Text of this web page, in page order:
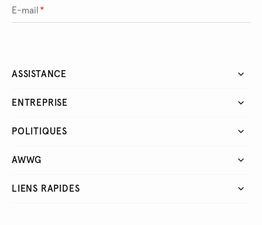
E-mail *
ASSISTANCE
ENTREPRISE
POLITIQUES
AWWG
LIENS RAPIDES